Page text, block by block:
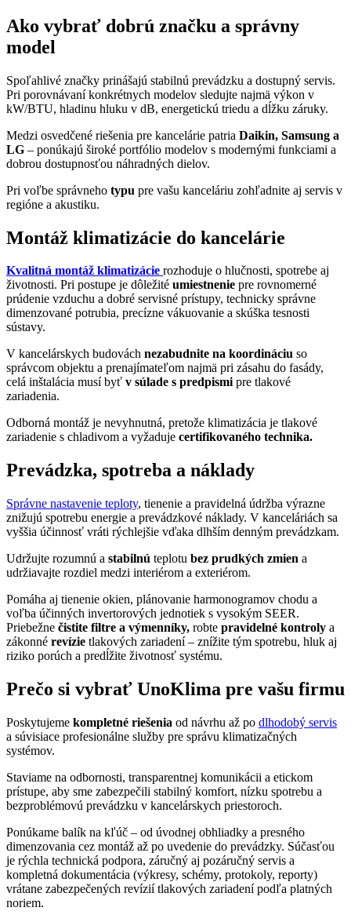
Ako vybrať dobrú značku a správny
model
Spoľahlivé značky prinášajú stabilnú prevádzku a dostupný servis.
Pri porovnávaní konkrétnych modelov sledujte najmä výkon v
kW/BTU, hladinu hluku v dB, energetickú triedu a dĺžku záruky.
Medzi osvedčené riešenia pre kancelárie patria Daikin, Samsung a
LG – ponúkajú široké portfólio modelov s modernými funkciami a
dobrou dostupnosťou náhradných dielov.
Pri voľbe správneho typu pre vašu kanceláriu zohľadnite aj servis v
regióne a akustiku.
Montáž klimatizácie do kancelárie
Kvalitná montáž klimatizácie rozhoduje o hlučnosti, spotrebe aj
životnosti. Pri postupe je dôležité umiestnenie pre rovnomerné
prúdenie vzduchu a dobré servisné prístupy, technicky správne
dimenzované potrubia, precízne vákuovanie a skúška tesnosti
sústavy.
V kancelárskych budovách nezabudnite na koordináciu so
správcom objektu a prenajímateľom najmä pri zásahu do fasády,
celá inštalácia musí byť v súlade s predpismipre tlakové
zariadenia.
Odborná montáž je nevyhnutná, pretože klimatizácia je tlakové
zariadenie s chladivom a vyžaduje certifikovaného technika.
Prevádzka, spotreba a náklady
Správne nastavenie teploty, tienenie a pravidelná údržba výrazne
znižujú spotrebu energie a prevádzkové náklady. V kanceláriách sa
vyššia účinnosť vráti rýchlejšie vďaka dlhším denným prevádzkam.
Udržujte rozumnú a stabilnú teplotu bez prudkých zmien a
udržiavajte rozdiel medzi interiérom a exteriérom.
Pomáha aj tienenie okien, plánovanie harmonogramov chodu a
voľba účinných invertorových jednotiek s vysokým SEER.
Priebežne čistite filtre a výmenníky, robte pravidelné kontroly a
zákonné revízie tlakových zariadení – znížite tým spotrebu, hluk aj
riziko porúch a predĺžite životnosť systému.
Prečo si vybrať UnoKlima pre vašu firmu
Poskytujeme kompletné riešenia od návrhu až po dlhodobý servis
a súvisiace profesionálne služby pre správu klimatizačných
systémov.
Staviame na odbornosti, transparentnej komunikácii a etickom
prístupe, aby sme zabezpečili stabilný komfort, nízku spotrebu a
bezproblémovú prevádzku v kancelárskych priestoroch.
Ponúkame balík na kľúč – od úvodnej obhliadky a presného
dimenzovania cez montáž až po uvedenie do prevádzky. Súčasťou
je rýchla technická podpora, záručný aj pozáručný servis a
kompletná dokumentácia (výkresy, schémy, protokoly, reporty)
vrátane zabezpečených revízií tlakových zariadení podľa platných
noriem.